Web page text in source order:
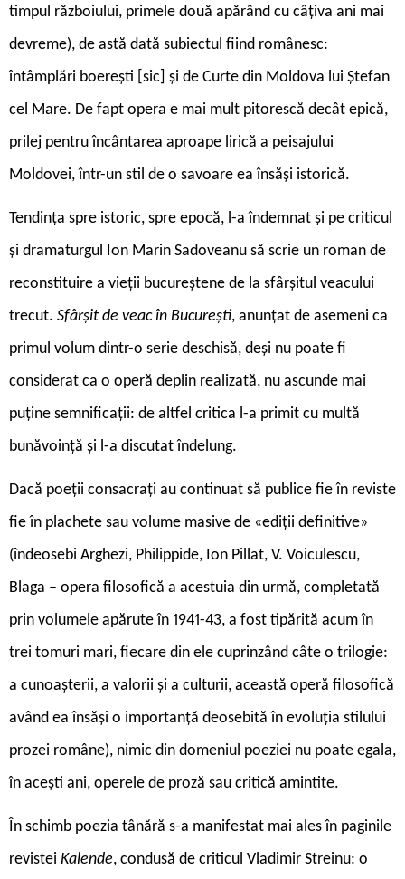
timpul războiului, primele două apărând cu câțiva ani mai
devreme), de astă dată subiectul fiind românesc:
întâmplări boerești [sic] și de Curte din Moldova lui Ștefan
cel Mare. De fapt opera e mai mult pitorescă decât epică,
prilej pentru încântarea aproape lirică a peisajului
Moldovei, într-un stil de o savoare ea însăși istorică.
Tendința spre istoric, spre epocă, l-a îndemnat și pe criticul
și dramaturgul Ion Marin Sadoveanu să scrie un roman de
reconstituire a vieții bucureștene de la sfârșitul veacului
trecut. Sfârșit de veac în București, anunțat de asemeni ca
primul volum dintr-o serie deschisă, deși nu poate fi
considerat ca o operă deplin realizată, nu ascunde mai
puține semnificații: de altfel critica l-a primit cu multă
bunăvoință și l-a discutat îndelung.
Dacă poeții consacrați au continuat să publice fie în reviste
fie în plachete sau volume masive de «ediții definitive»
(îndeosebi Arghezi, Philippide, Ion Pillat, V. Voiculescu,
Blaga – opera filosofică a acestuia din urmă, completată
prin volumele apărute în 1941-43, a fost tipărită acum în
trei tomuri mari, fiecare din ele cuprinzând câte o trilogie:
a cunoașterii, a valorii și a culturii, această operă filosofică
având ea însăși o importanță deosebită în evoluția stilului
prozei române), nimic din domeniul poeziei nu poate egala,
în acești ani, operele de proză sau critică amintite.
În schimb poezia tânără s-a manifestat mai ales în paginile
revistei Kalende, condusă de criticul Vladimir Streinu: o